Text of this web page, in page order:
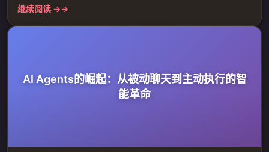
角度深入分析多模态AI Agent的演进路径、核心架构和落地实
继续阅读 →
AI Agents的崛起：从被动聊天到主动执行的智
能革命